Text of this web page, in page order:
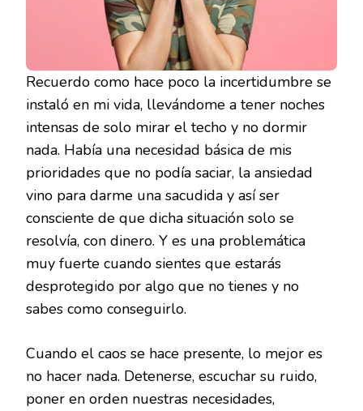
Recuerdo como hace poco la incertidumbre se
instaló en mi vida, llevándome a tener noches
intensas de solo mirar el techo y no dormir
nada. Había una necesidad básica de mis
prioridades que no podía saciar, la ansiedad
vino para darme una sacudida y así ser
consciente de que dicha situación solo se
resolvía, con dinero. Y es una problemática
muy fuerte cuando sientes que estarás
desprotegido por algo que no tienes y no
sabes como conseguirlo.
Cuando el caos se hace presente, lo mejor es
no hacer nada. Detenerse, escuchar su ruido,
poner en orden nuestras necesidades,